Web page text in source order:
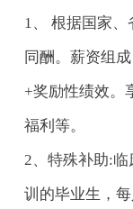
1、 根据国家
同酬。薪资组
+奖励性绩效。
福利等。
2、特殊补助:
训的毕业生，